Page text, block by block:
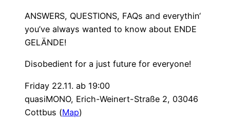
ANSWERS, QUESTIONS, FAQs and everythin‘
you’ve always wanted to know about ENDE
GELÄNDE!
Disobedient for a just future for everyone!
Friday 22.11. ab 19:00
quasiMONO, Erich-Weinert-Straße 2, 03046
Cottbus (Map)